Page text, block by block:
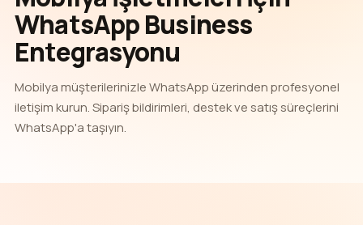
WhatsApp Business
Entegrasyonu
Mobilya müşterilerinizle WhatsApp üzerinden profesyonel
iletişim kurun. Sipariş bildirimleri, destek ve satış süreçlerini
WhatsApp'a taşıyın.